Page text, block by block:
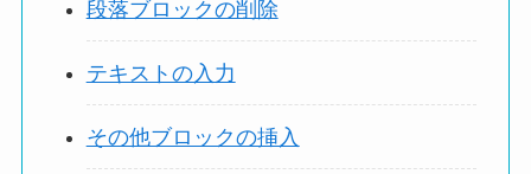
段落ブロックの削除
テキストの入力
その他ブロックの挿入